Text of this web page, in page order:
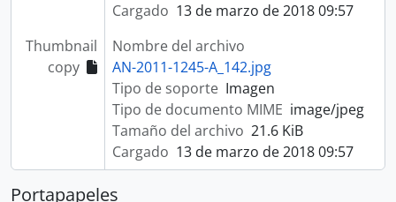
Cargado 13 de marzo de 2018 09:57
Thumbnail
copy
Nombre del archivo
AN-2011-1245-A_142.jpg
Tipo de soporte Imagen
Tipo de documento MIME image/jpeg
Tamaño del archivo 21.6 KiB
Cargado 13 de marzo de 2018 09:57
Portapapeles